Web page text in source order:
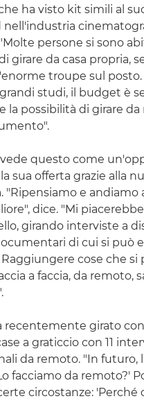
ha visto kit simili al
nell'industria
persone si sono
girare da casa propria,
troupe sul posto.
studi, il budget è
la possibilità di girare
vede questo come
sua offerta grazie alla
"Ripensiamo e andiamo
dice. "Mi
girando interviste a
di cui si può
cose che si
a faccia, da remoto,
recentemente girato
a graticcio con 11
da remoto. "In futuro,
facciamo da remoto?'
circostanze: